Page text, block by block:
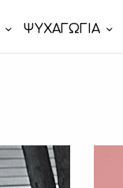
ΨΥΧΑΓΩΓΙΑ